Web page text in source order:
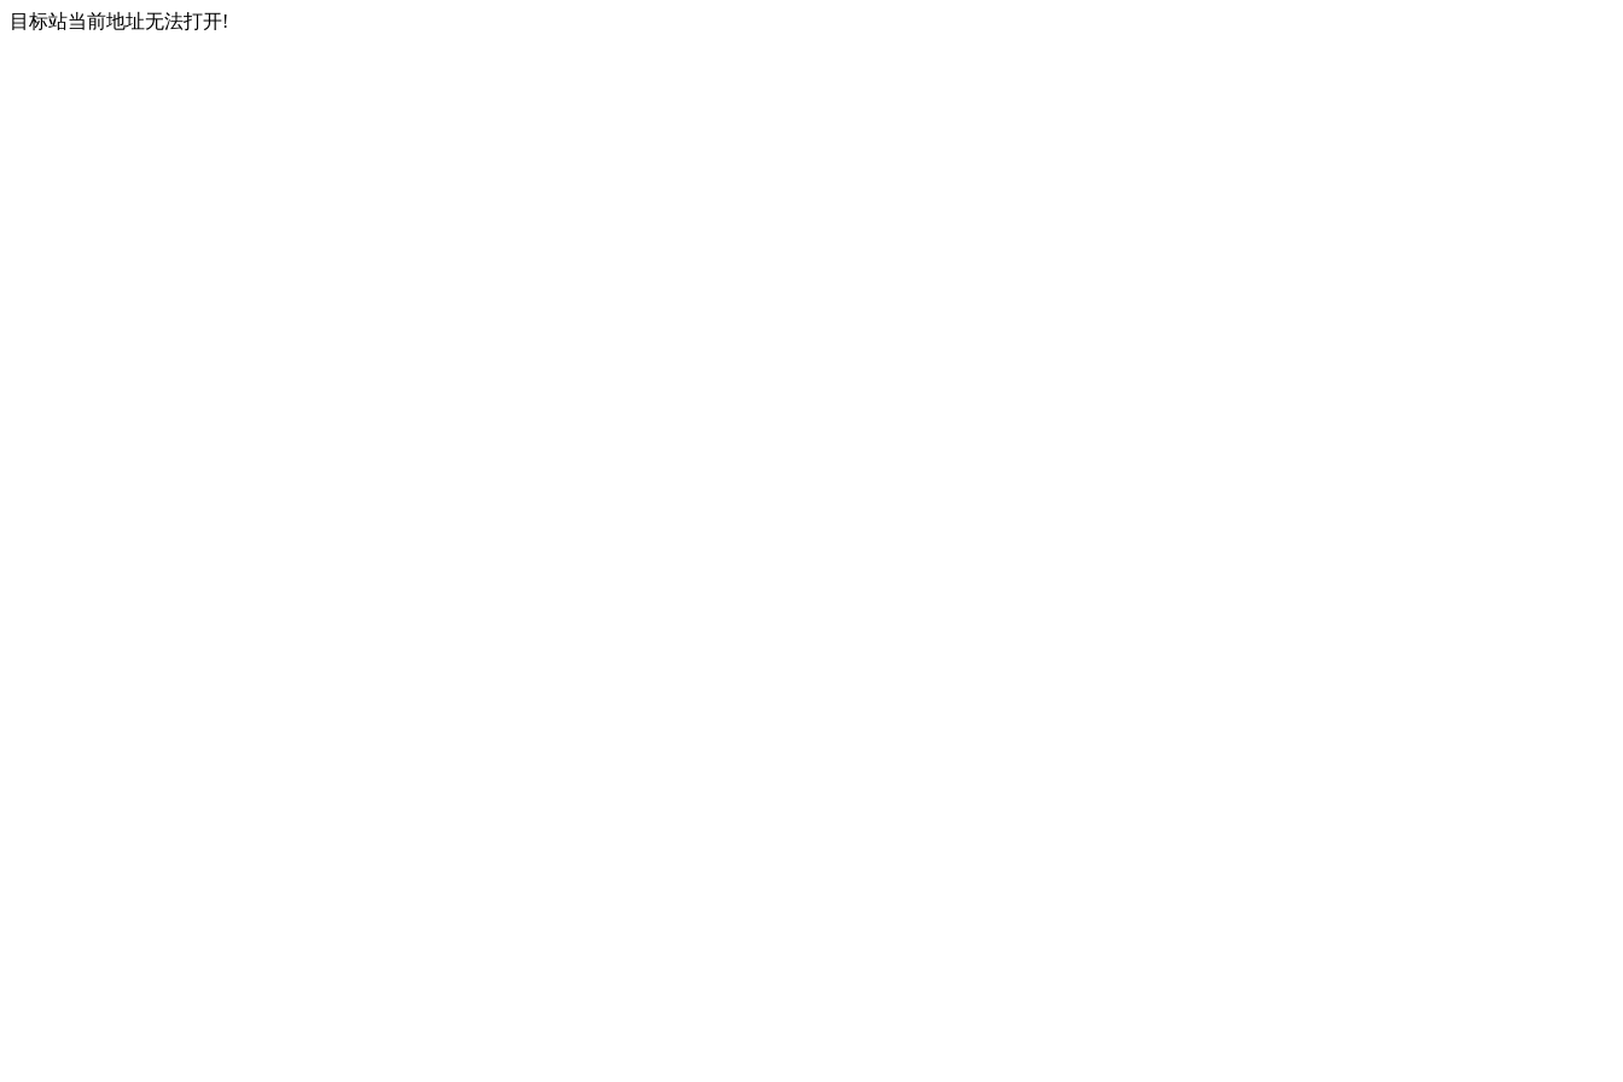
目标站当前地址无法打开!